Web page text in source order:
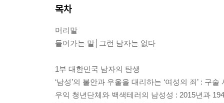
목차
머리말
들어가는 말│그런 남자는 없다
1부 대한민국 남자의 탄생
‘남성’의 불안과 우울을 대리하는 ‘여성의 죄’ : 구
우익 청년단체와 백색테러의 남성성 : 2015년과